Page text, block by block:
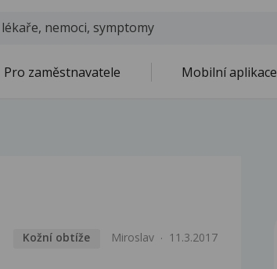
Pro zaměstnavatele Mobilní aplikace
Kožní obtíže Miroslav 11.3.2017